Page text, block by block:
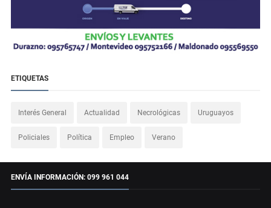
ETIQUETAS
Interés General Actualidad Necrológicas Uruguayos
Policiales Política Empleo Verano
ENVÍA INFORMACIÓN: 099 961 044